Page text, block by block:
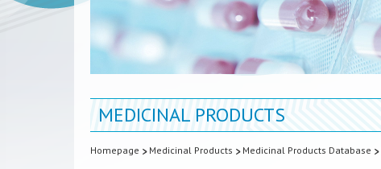
MEDICINAL PRODUCTS
Homepage Medicinal Products Medicinal Products Database